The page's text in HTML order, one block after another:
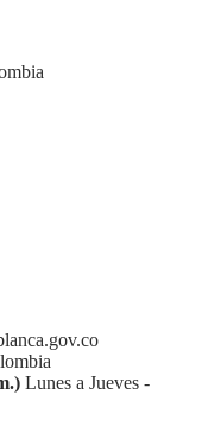
Lunes a Jueves -